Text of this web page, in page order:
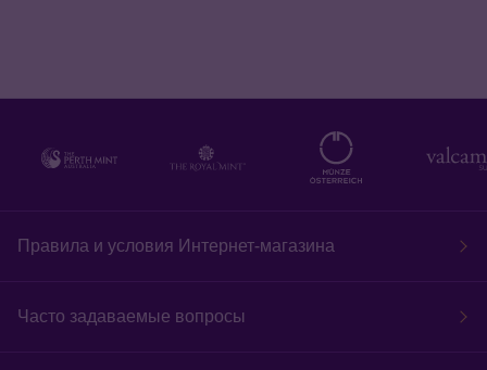
Правила и условия Интернет-магазина
Часто задаваемые вопросы